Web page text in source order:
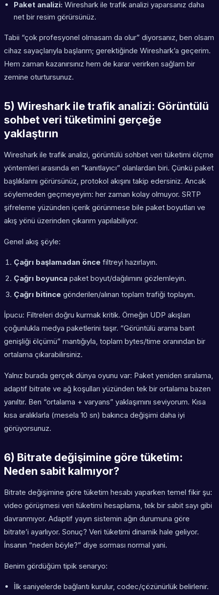
Paket analizi: Wireshark ile trafik analizi yaparsanız daha
net bir resim görürsünüz.
Tabii “çok profesyonel olmasam da olur” diyorsanız, ben olsam
cihaz sayaçlarıyla başlarım; gerektiğinde Wireshark’a geçerim.
Hem zaman kazanırsınız hem de karar verirken sağlam bir
zemine oturtursunuz.
5) Wireshark ile trafik analizi: Görüntülü
sohbet veri tüketimini gerçeğe
yaklaştırın
Wireshark ile trafik analizi, görüntülü sohbet veri tüketimi ölçme
yöntemleri arasında en “kanıtlayıcı” olanlardan biri. Çünkü paket
başlıklarını görürsünüz, protokol akışını takip edersiniz. Ancak
söylemeden geçmeyeyim: her zaman kolay olmuyor. SRTP
şifreleme yüzünden içerik görünmese bile paket boyutları ve
akış yönü üzerinden çıkarım yapılabiliyor.
Genel akış şöyle:
Çağrı başlamadan önce filtreyi hazırlayın.
Çağrı boyunca paket boyut/dağılımını gözlemleyin.
Çağrı bitince gönderilen/alınan toplam trafiği toplayın.
İpucu: Filtreleri doğru kurmak kritik. Örneğin UDP akışları
çoğunlukla medya paketlerini taşır. “Görüntülü arama bant
genişliği ölçümü” mantığıyla, toplam bytes/time oranından bir
ortalama çıkarabilirsiniz.
Yalnız burada gerçek dünya oyunu var: Paket yeniden sıralama,
adaptif bitrate ve ağ koşulları yüzünden tek bir ortalama bazen
yanıltır. Ben “ortalama + varyans” yaklaşımını seviyorum. Kısa
kısa aralıklarla (mesela 10 sn) bakınca değişimi daha iyi
görüyorsunuz.
6) Bitrate değişimine göre tüketim:
Neden sabit kalmıyor?
Bitrate değişimine göre tüketim hesabı yaparken temel fikir şu:
video görüşmesi veri tüketimi hesaplama, tek bir sabit sayı gibi
davranmıyor. Adaptif yayın sistemin ağın durumuna göre
bitrate’i ayarlıyor. Sonuç? Veri tüketimi dinamik hale geliyor.
İnsanın “neden böyle?” diye sorması normal yani.
Benim gördüğüm tipik senaryo:
İlk saniyelerde bağlantı kurulur, codec/çözünürlük belirlenir.